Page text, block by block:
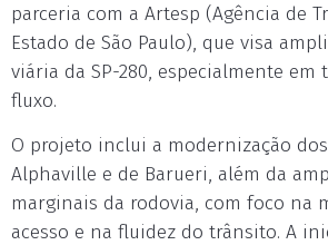
parceria com a Artesp (Agência de
Estado de São Paulo), que visa
viária da SP-280, especialmente em
fluxo.
O projeto inclui a modernização
Alphaville e de Barueri, além da
marginais da rodovia, com foco na
acesso e na fluidez do trânsito. A